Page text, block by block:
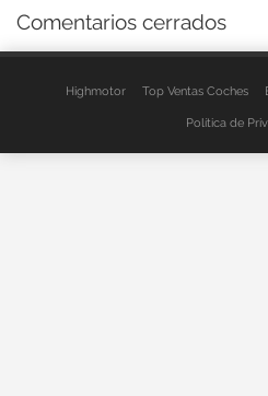
Comentarios cerrados
Highmotor Top Ventas Coches
Política de